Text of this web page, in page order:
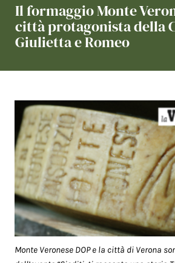
Il formaggio Monte
città protagonista della
Giulietta e Romeo
Monte Veronese DOP e la città di Verona